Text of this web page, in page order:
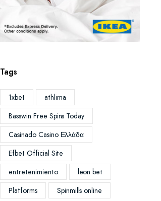
Tags
1xbet
athlima
Basswin Free Spins Today
Casinado Casino Ελλάδα
Efbet Official Site
entretenimiento
leon bet
Platforms
Spinmills online